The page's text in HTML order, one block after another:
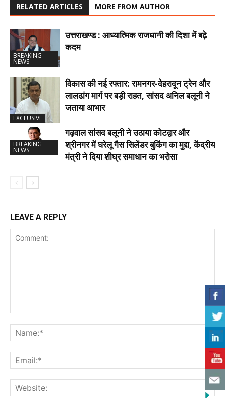
RELATED ARTICLES MORE FROM AUTHOR
BREAKING
NEWS
उत्तराखण्ड : आध्यात्मिक राजधानी की दिशा में बढ़े
कदम
EXCLUSIVE
विकास की नई रफ्तार: रामनगर-देहरादून ट्रेन और
लालढांग मार्ग पर बड़ी राहत, सांसद अनिल बलूनी ने
जताया आभार
BREAKING
NEWS
गढ़वाल सांसद बलूनी ने उठाया कोटद्वार और
श्रीनगर में घरेलू गैस सिलेंडर बुकिंग का मुद्दा, केंद्रीय
मंत्री ने दिया शीघ्र समाधान का भरोसा
LEAVE A REPLY